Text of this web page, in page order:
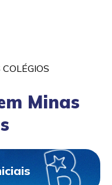
Minas